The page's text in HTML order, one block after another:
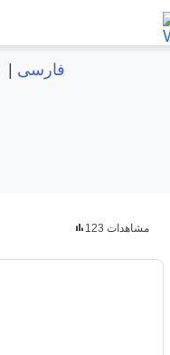
فارسی
123 مشاهدات